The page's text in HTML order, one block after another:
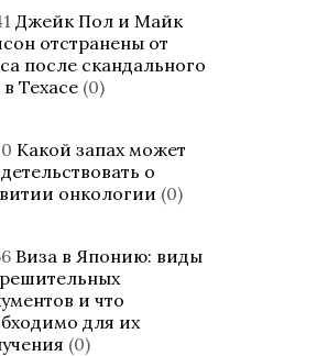
Джейк Пол и Майк
отстранены от
после скандального
в Техасе (0)
Какой запах может
о
онкологии (0)
Виза в Японию: виды
и что
для их
(0)